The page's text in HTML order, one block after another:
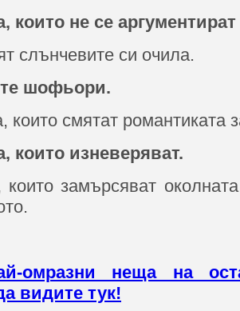
които не се
слънчевите си очила.
шофьори.
които смятат романтиката
които изневеряват.
замърсяват
омразни неща на
видите тук!